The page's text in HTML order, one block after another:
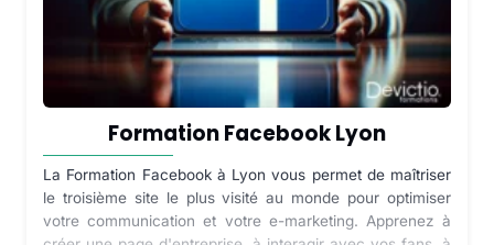
Formation Facebook Lyon
La Formation Facebook à Lyon vous permet de maîtriser
le troisième site le plus visité au monde pour optimiser
votre communication et votre e-marketing. Apprenez à